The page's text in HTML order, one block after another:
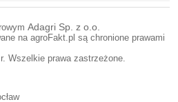
Adagri Sp. z o.o.
na agroFakt.pl są chronione prawami
Wszelkie prawa zastrzeżone.